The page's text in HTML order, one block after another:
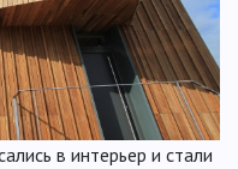
в интерьер и стали